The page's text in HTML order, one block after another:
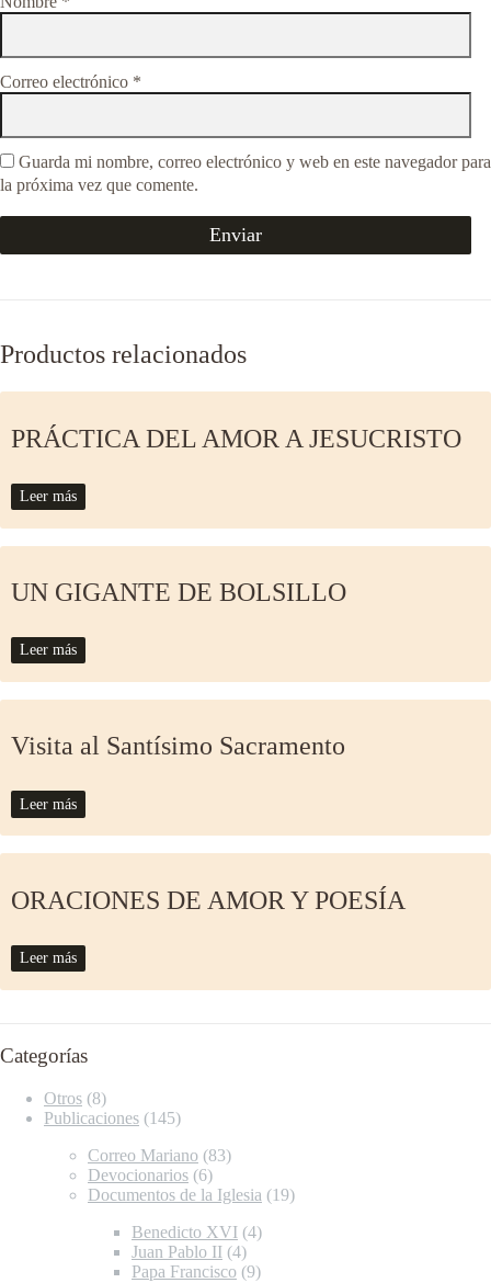
Correo electrónico *
Guarda mi nombre, correo electrónico y web en este navegador para
la próxima vez que comente.
Productos relacionados
PRÁCTICA DEL AMOR A JESUCRISTO
Leer más
UN GIGANTE DE BOLSILLO
Leer más
Visita al Santísimo Sacramento
Leer más
ORACIONES DE AMOR Y POESÍA
Leer más
Categorías
Otros (8)
Publicaciones (145)
Correo Mariano (83)
Devocionarios (6)
Documentos de la Iglesia (19)
Benedicto XVI (4)
Juan Pablo II (4)
Papa Francisco (9)